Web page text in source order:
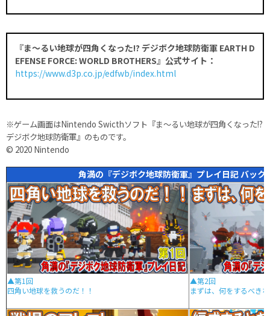
『ま～るい地球が四角くなった!? デジボク地球防衛軍 EARTH D
EFENSE FORCE: WORLD BROTHERS』公式サイト：
https://www.d3p.co.jp/edfwb/index.html
※ゲーム画面はNintendo Swicthソフト『ま～るい地球が四角くなった!?
デジボク地球防衛軍』のものです。
© 2020 Nintendo
角満の『デジボク地球防衛軍』プレイ日記 バック
▲第1回
四角い地球を救うのだ！！
▲第2回
まずは、何をするべき